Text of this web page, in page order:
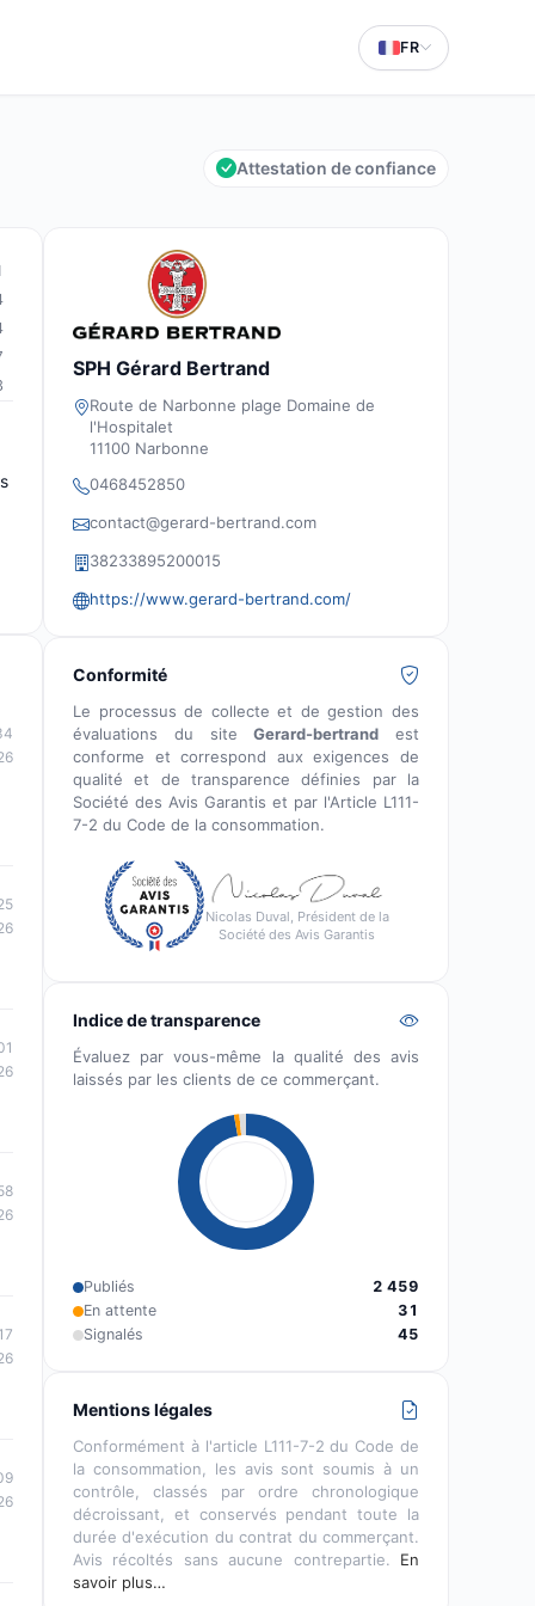
FR
Attestation de confiance
SPH Gérard Bertrand
Route de Narbonne plage Domaine de
l'Hospitalet
11100 Narbonne
0468452850
contact@gerard-bertrand.com
38233895200015
https://www.gerard-bertrand.com/
Conformité
Le processus de collecte et de gestion des
évaluations du siteGerard-bertrand est
conforme et correspond aux exigences de
qualité et de transparence définies par la
Société des Avis Garantis et par l'Article L111-
7-2 du Code de la consommation.
Nicolas Duval, Président de la
Société des Avis Garantis
Indice de transparence
Évaluez par vous-même la qualité des avis
laissés par les clients de ce commerçant.
Publiés
2 459
En attente
31
Signalés
45
Mentions légales
Conformément à l'article L111-7-2 du Code de
la consommation, les avis sont soumis à un
contrôle, classés par ordre chronologique
décroissant, et conservés pendant toute la
durée d'exécution du contrat du commerçant.
Avis récoltés sans aucune contrepartie. En
savoir plus…